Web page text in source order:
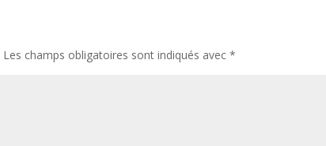
Les champs obligatoires sont indiqués avec*